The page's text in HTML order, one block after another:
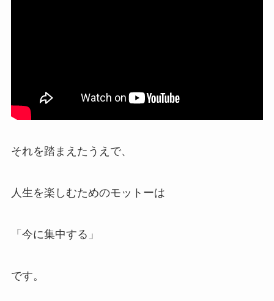
それを踏まえたうえで、
人生を楽しむためのモットーは
「今に集中する」
です。